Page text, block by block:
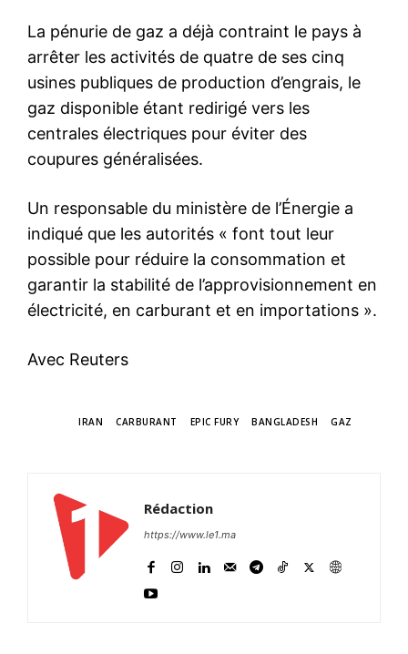
La pénurie de gaz a déjà contraint le pays à
arrêter les activités de quatre de ses cinq
usines publiques de production d’engrais, le
gaz disponible étant redirigé vers les
centrales électriques pour éviter des
coupures généralisées.
Un responsable du ministère de l’Énergie a
indiqué que les autorités « font tout leur
possible pour réduire la consommation et
garantir la stabilité de l’approvisionnement en
électricité, en carburant et en importations ».
Avec Reuters
IRAN CARBURANT EPIC FURY BANGLADESH GAZ
Rédaction
https://www.le1.ma